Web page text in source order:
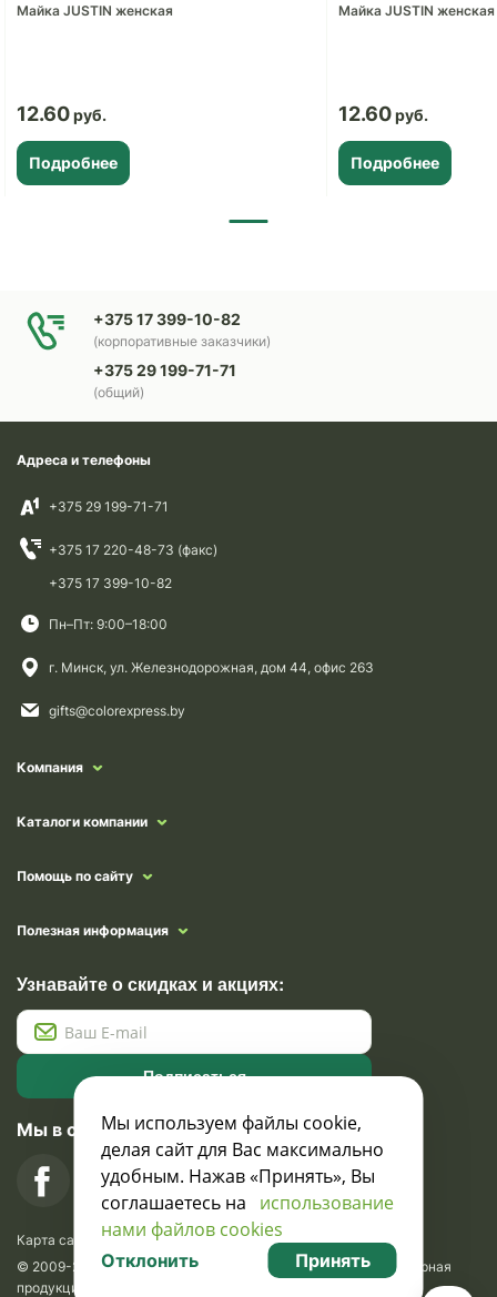
Майка JUSTIN женская
12.60
Подробнее
Майка JUSTIN женская
12.60
Подробнее
+375 17 399-10-82
(корпоративные заказчики)
+375 29 199-71-71
(общий)
Адреса и телефоны
+375 29 199-71-71
+375 17 220-48-73 (факс)
+375 17 399-10-82
Пн–Пт: 9:00–18:00
г. Минск, ул. Железнодорожная, дом 44, офис 263
gifts@colorexpress.by
Компания
Каталоги компании
Помощь по сайту
Полезная информация
Узнавайте о скидках и акциях:
Подписаться
Мы в социальных сетях
Карта сайта
© 2009-2026 Krasavik.by. Сувениры оптом. Рекламно-сувенирная
продукция и сувениры с логотипом. УНН 100873745, ООО
Мы используем файлы cookie,
делая сайт для Вас максимально
удобным. Нажав «Принять», Вы
соглашаетесь на использование
нами файлов cookies
Отклонить Принять